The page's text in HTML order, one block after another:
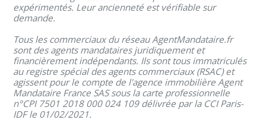
expérimentés. Leur ancienneté est vérifiable sur
demande.
Tous les commerciaux du réseau AgentMandataire.fr
sont des agents mandataires juridiquement et
financièrement indépendants. Ils sont tous immatriculés
au registre spécial des agents commerciaux (RSAC) et
agissent pour le compte de l'agence immobilière Agent
Mandataire France SAS sous la carte professionnelle
n°CPI 7501 2018 000 024 109 délivrée par la CCI Paris-
IDF le 01/02/2021.